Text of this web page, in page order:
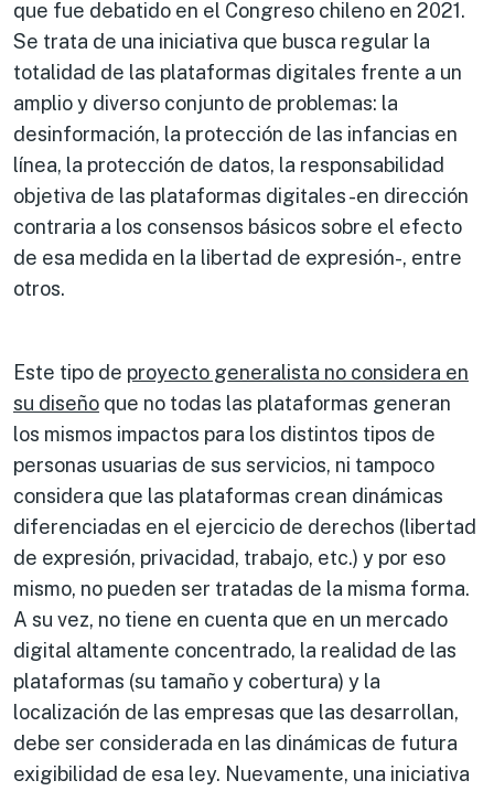
que fue debatido en el Congreso chileno en 2021.
Se trata de una iniciativa que busca regular la
totalidad de las plataformas digitales frente a un
amplio y diverso conjunto de problemas: la
desinformación, la protección de las infancias en
línea, la protección de datos, la responsabilidad
objetiva de las plataformas digitales -en dirección
contraria a los consensos básicos sobre el efecto
de esa medida en la libertad de expresión-, entre
otros.
Este tipo de proyecto generalista no considera en
su diseño que no todas las plataformas generan
los mismos impactos para los distintos tipos de
personas usuarias de sus servicios, ni tampoco
considera que las plataformas crean dinámicas
diferenciadas en el ejercicio de derechos (libertad
de expresión, privacidad, trabajo, etc.) y por eso
mismo, no pueden ser tratadas de la misma forma.
A su vez, no tiene en cuenta que en un mercado
digital altamente concentrado, la realidad de las
plataformas (su tamaño y cobertura) y la
localización de las empresas que las desarrollan,
debe ser considerada en las dinámicas de futura
exigibilidad de esa ley. Nuevamente, una iniciativa